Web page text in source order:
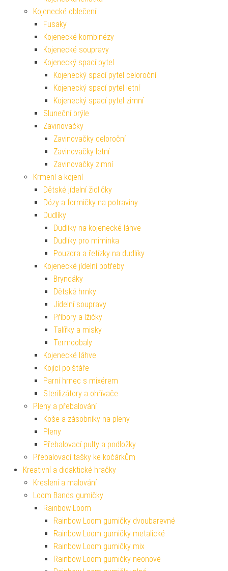
Kojenecké oblečení
Fusaky
Kojenecké kombinézy
Kojenecké soupravy
Kojenecký spací pytel
Kojenecký spací pytel celoroční
Kojenecký spací pytel letní
Kojenecký spací pytel zimní
Sluneční brýle
Zavinovačky
Zavinovačky celoroční
Zavinovačky letní
Zavinovačky zimní
Krmení a kojení
Dětské jídelní židličky
Dózy a formičky na potraviny
Dudlíky
Dudlíky na kojenecké láhve
Dudlíky pro miminka
Pouzdra a řetízky na dudlíky
Kojenecké jídelní potřeby
Bryndáky
Dětské hrnky
Jídelní soupravy
Příbory a lžičky
Talířky a misky
Termoobaly
Kojenecké láhve
Kojící polštáře
Parní hrnec s mixérem
Sterilizátory a ohřívače
Pleny a přebalování
Koše a zásobníky na pleny
Pleny
Přebalovací pulty a podložky
Přebalovací tašky ke kočárkům
Kreativní a didaktické hračky
Kreslení a malování
Loom Bands gumičky
Rainbow Loom
Rainbow Loom gumičky dvoubarevné
Rainbow Loom gumičky metalické
Rainbow Loom gumičky mix
Rainbow Loom gumičky neonové